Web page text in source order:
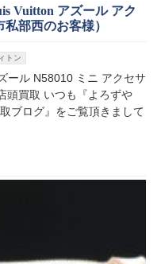
Vuitton アズール アク
部西のお客様）
トン
ール N58010 ミニ アクセサ
頭買取 いつも『よろずや
ブログ』をご覧頂きまして